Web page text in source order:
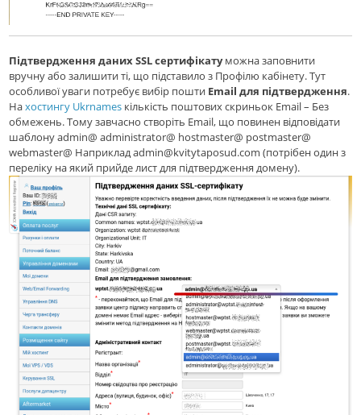
Підтвердження даних SSL сертифікатуможна заповнити
вручну або залишити ті, що підставило з Профілю кабінету. Тут
особливої уваги потребує вибір пошти Email для підтвердження.
Нахостингу Ukrnames кількість поштових скриньок Email – Без
обмежень. Тому завчасно створіть Email, що повинен відповідати
шаблону admin@ administrator@ hostmaster@ postmaster@
webmaster@ Наприклад admin@kvitytaposud.com (потрібен один з
переліку на який прийде лист для підтвердження домену).